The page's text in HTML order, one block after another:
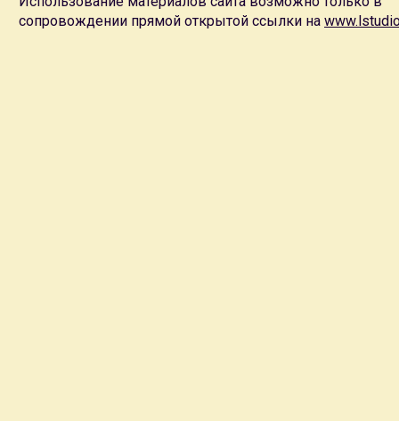
сопровождении прямой открытой ссылки на